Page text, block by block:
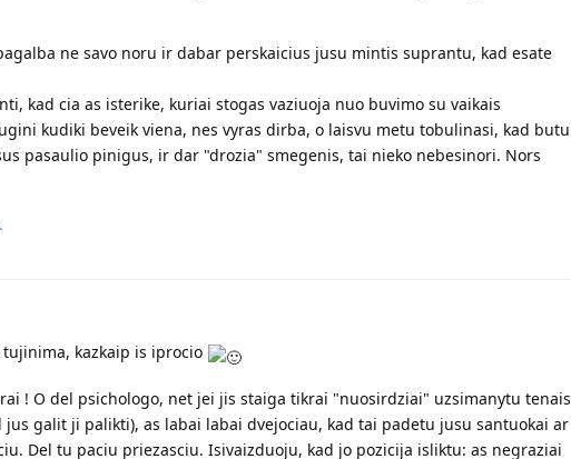
ne savo noru ir dabar perskaicius jusu mintis suprantu, kad esate
kad cia as isterike, kuriai stogas vaziuoja nuo buvimo su vaikais
kudiki beveik viena, nes vyras dirba, o laisvu metu tobulinasi, kad butu
pasaulio pinigus, ir dar "drozia" smegenis, tai nieko nebesinori. Nors
kazkaip is iprocio
! O del psichologo, net jei jis staiga tikrai "nuosirdziai" uzsimanytu tenais
galit ji palikti), as labai labai dvejociau, kad tai padetu jusu santuokai ar
Del tu paciu priezasciu. Isivaizduoju, kad jo pozicija isliktu: as negraziai